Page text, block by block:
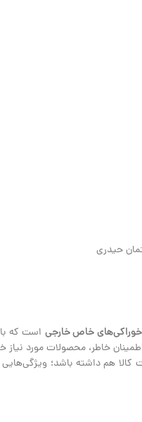
خاص خارجی است که
خاطر، محصولات مورد
هم داشته باشد؛ ویژگی‌هایی